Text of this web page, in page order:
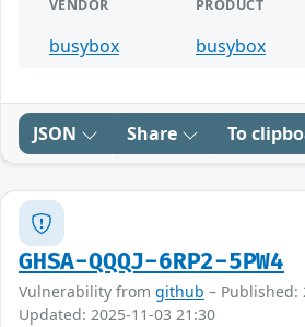
VENDOR PRODUCT
busybox busybox
JSON Share To
GHSA-QQQJ-6RP2-5PW4
Vulnerability from github – Published:
Updated: 2025-11-03 21:30